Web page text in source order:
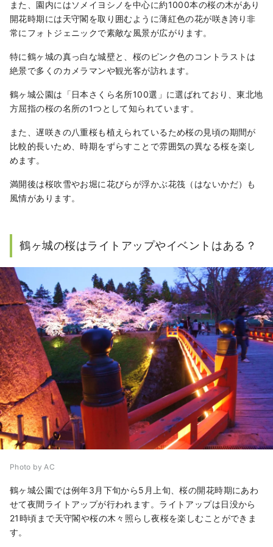
また、園内にはソメイヨシノを中心に約1000本の桜の木があり
開花時期には天守閣を取り囲むように薄紅色の花が咲き誇り非
常にフォトジェニックで素敵な風景が広がります。
特に鶴ヶ城の真っ白な城壁と、桜のピンク色のコントラストは
絶景で多くのカメラマンや観光客が訪れます。
鶴ヶ城公園は「日本さくら名所100選」に選ばれており、東北地
方屈指の桜の名所の1つとして知られています。
また、遅咲きの八重桜も植えられているため桜の見頃の期間が
比較的長いため、時期をずらすことで雰囲気の異なる桜を楽し
めます。
満開後は桜吹雪やお堀に花びらが浮かぶ花筏（はないかだ）も
風情があります。
鶴ヶ城の桜はライトアップやイベントはある？
Photo by AC
鶴ヶ城公園では例年3月下旬から5月上旬、桜の開花時期にあわ
せて夜間ライトアップが行われます。ライトアップは日没から
21時頃まで天守閣や桜の木々照らし夜桜を楽しむことができま
す。